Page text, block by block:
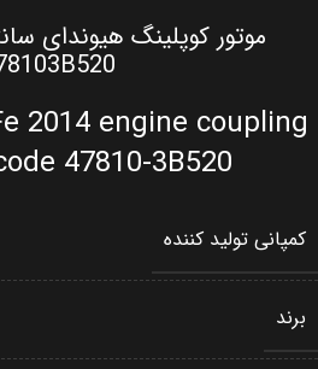
2014 engine coupling
47810-3B520
کمپانی تولید کننده
برند